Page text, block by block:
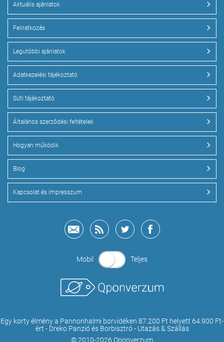
Aktuális ajánlatok
Feliratkozás
Legutóbbi ajánlatok
Adatkezelési tájékoztató
Süti tájékoztató
Általános szerződési feltételek
Hogyan működik
Blog
Kapcsolat és impresszum
Mobil Teljes
Egy korty élmény a Pannonhalmi borvidéken 87.200 Ft helyett 64.900 Ft-
ért - Dreko Panzió és Borbisztró - Utazás & Szállás
© 2010-2026 Qponverzum